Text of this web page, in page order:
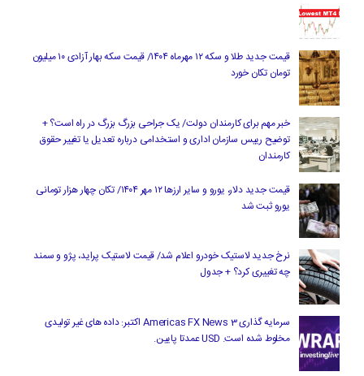
قیمت جدید طلا و سکه ۱۲ مهرماه ۱۴۰۴/ قیمت سکه بهار آزادی ۱۰ میلیون
تومان تکان خورد
خبر مهم برای کارمندان دولت/ یک جراحی بزرگ بزرگ در راه است؟ +
توضیح رییس سازمان اداری و استخدامی درباره تعدیل یا تغییر حقوق
کارمندان
قیمت جدید دلار، یورو و سایر ارزها ۱۲ مهر ۱۴۰۴/ تکان چهار هزار تومانی
یورو ثبت شد
نرخ جدید لاستیک خودرو اعلام شد/ قیمت لاستیک پراید، پژو و سمند
چه تغییری کرد؟ + جدول
سرمایه گذاری Americas FX News 3 اکتبر: داده های غیر تولیدی
مخلوط شده است. USD عمدتا پایین.